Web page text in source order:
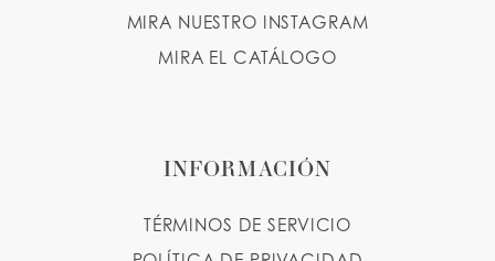
MIRA NUESTRO INSTAGRAM
MIRA EL CATÁLOGO
INFORMACIÓN
TÉRMINOS DE SERVICIO